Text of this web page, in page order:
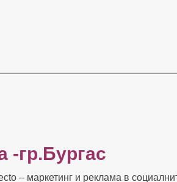
-гр.Бургас
– маркетинг и реклама в